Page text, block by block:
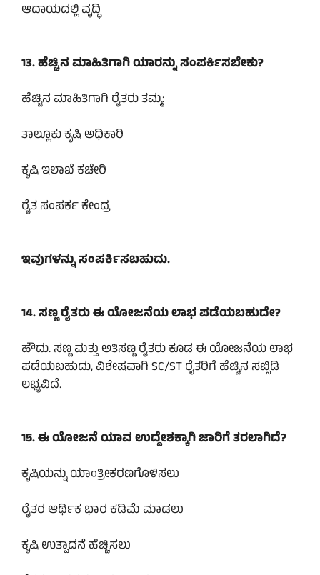
ಆದಾಯದಲ್ಲಿ ವೃದ್ಧಿ
13. ಹೆಚ್ಚಿನ ಮಾಹಿತಿಗಾಗಿ ಯಾರನ್ನು ಸಂಪರ್ಕಿಸಬೇಕು?
ಹೆಚ್ಚಿನ ಮಾಹಿತಿಗಾಗಿ ರೈತರು ತಮ್ಮ:
ತಾಲ್ಲೂಕು ಕೃಷಿ ಅಧಿಕಾರಿ
ಕೃಷಿ ಇಲಾಖೆ ಕಚೇರಿ
ರೈತ ಸಂಪರ್ಕ ಕೇಂದ್ರ
ಇವುಗಳನ್ನು ಸಂಪರ್ಕಿಸಬಹುದು.
14. ಸಣ್ಣ ರೈತರು ಈ ಯೋಜನೆಯ ಲಾಭ ಪಡೆಯಬಹುದೇ?
ಹೌದು. ಸಣ್ಣ ಮತ್ತು ಅತಿಸಣ್ಣ ರೈತರು ಕೂಡ ಈ ಯೋಜನೆಯ ಲಾಭ
ಪಡೆಯಬಹುದು, ವಿಶೇಷವಾಗಿ SC/ST ರೈತರಿಗೆ ಹೆಚ್ಚಿನ ಸಬ್ಸಿಡಿ
ಲಭ್ಯವಿದೆ.
15. ಈ ಯೋಜನೆ ಯಾವ ಉದ್ದೇಶಕ್ಕಾಗಿ ಜಾರಿಗೆ ತರಲಾಗಿದೆ?
ಕೃಷಿಯನ್ನು ಯಾಂತ್ರೀಕರಣಗೊಳಿಸಲು
ರೈತರ ಆರ್ಥಿಕ ಭಾರ ಕಡಿಮೆ ಮಾಡಲು
ಕೃಷಿ ಉತ್ಪಾದನೆ ಹೆಚ್ಚಿಸಲು